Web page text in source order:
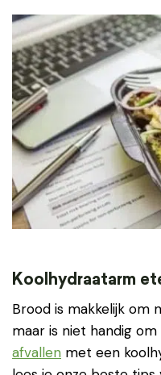
Koolhydraatarm
Brood is makkelijk om
maar is niet handig
afvallen met een